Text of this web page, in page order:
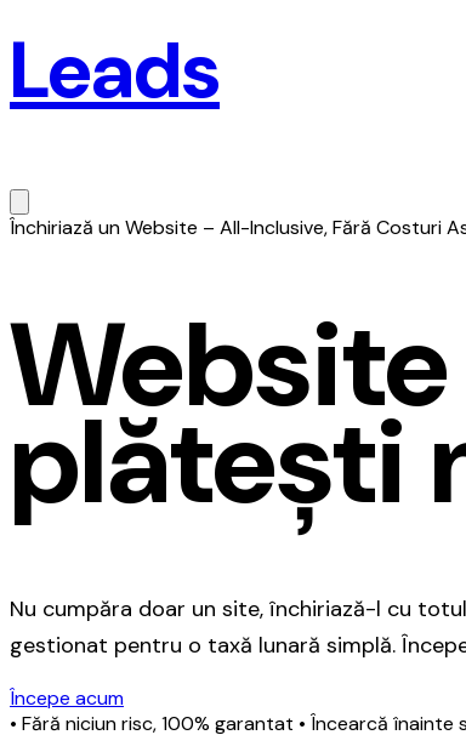
Leads
Închiriază un Website – All-Inclusive, Fără Costuri
plătești
Nu cumpăra doar un site, închiriază-l cu
gestionat pentru o taxă lunară simplă.
Începe acum
• Fără niciun risc, 100% garantat • Încearcă înainte